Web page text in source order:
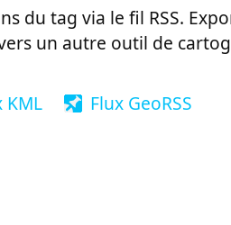
du tag via le fil RSS.
un autre outil de
KML Flux GeoRSS